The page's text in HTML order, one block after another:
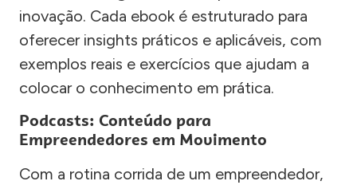
inovação. Cada ebook é estruturado para
oferecer insights práticos e aplicáveis, com
exemplos reais e exercícios que ajudam a
colocar o conhecimento em prática.
Podcasts: Conteúdo para
Empreendedores em Movimento
Com a rotina corrida de um empreendedor,